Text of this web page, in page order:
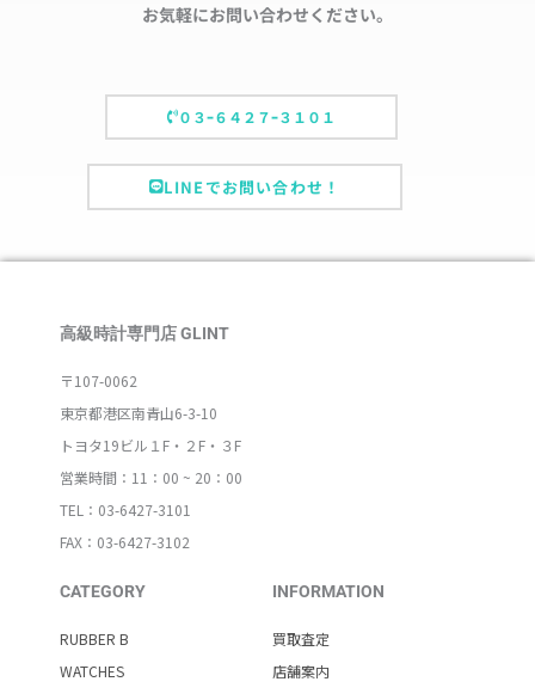
お気軽にお問い合わせください。
０３ｰ６４２７ｰ３１０１
LINEでお問い合わせ！
高級時計専門店 GLINT
〒107-0062
東京都港区南青山6-3-10
トヨタ19ビル１F・２F・３F
営業時間：11：00 ~ 20：00
TEL：03-6427-3101
FAX：03-6427-3102
CATEGORY
RUBBER B
WATCHES
INFORMATION
買取査定
店舗案内